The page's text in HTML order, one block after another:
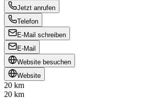
Jetzt anrufen
Telefon
E-Mail schreiben
E-Mail
Website besuchen
Website
20 km
20 km